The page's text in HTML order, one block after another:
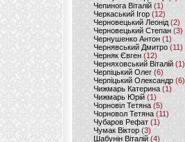
Чепинога Віталій (1)
Черкаський Ігор (12)
Черновецький Леонід(2)
Черновецький Степан (3)
Чернушенко Антон (1)
Чернявський Дмитро(11)
Черняк Євген(12)
Черняховський Віталій (1)
Черпіцький Олег (6)
Черпіцький Олександр (6)
Чижмарь Катерина (1)
Чижмарь Юрій (1)
Чорновіл Тетяна (5)
Чорновол Тетяна (11)
Чубаров Рефат (1)
Чумак Віктор(3)
Шабунін Віталій (4)